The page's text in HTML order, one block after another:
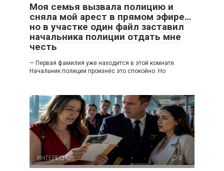
Моя семья вызвала полицию и
сняла мой арест в прямом эфире…
но в участке один файл заставил
начальника полиции отдать мне
честь
— Первая фамилия уже находится в этой комнате.
Начальник полиции произнёс это спокойно. Но
ИНТЕРЕСНО 0